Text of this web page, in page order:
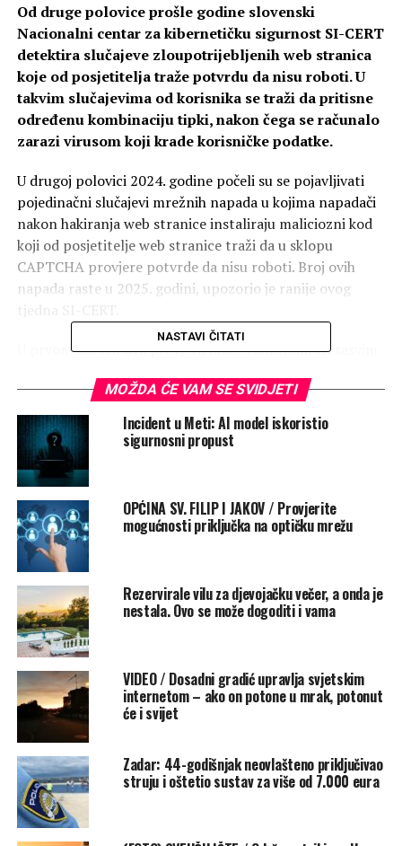
Od druge polovice prošle godine slovenski
Nacionalni centar za kibernetičku sigurnost SI-CERT
detektira slučajeve zloupotrijebljenih web stranica
koje od posjetitelja traže potvrdu da nisu roboti. U
takvim slučajevima od korisnika se traži da pritisne
određenu kombinaciju tipki, nakon čega se računalo
zarazi virusom koji krade korisničke podatke.
U drugoj polovici 2024. godine počeli su se pojavljivati ​​
pojedinačni slučajevi mrežnih napada u kojima napadači
nakon hakiranja web stranice instaliraju maliciozni kod
koji od posjetitelje web stranice traži da u sklopu
CAPTCHA provjere potvrde da nisu roboti. Broj ovih
napada raste u 2025. godini, upozorio je ranije ovog
U prvom koraku ova provjera može funkcionirati sasvim
stranice da označi slike na kojima se nalazi automobil.
U sljedećem koraku CAPTCHA obrazac javlja pogrešku i
zahtijeva od korisnika da pritisne kombinacije tipkovnice
Win + R, Ctrl + V i Enter. Kombinacija tipki Win + R u
operativnim sustavima Windows otvara prozor za unos
naredbi, kombinacija tipki CTRL + V lijepi sadržaj
međuspremnika u polje za unos, a pritiskom na tipku
Enter pokreće se unesena naredba, pojašnjava
Slovenija.
Budite oprezni s kombinacijama
tipki
“Ako tijekom pretraživanja na internetu primijetite da
neka web stranica od vas traži da unesete navedenu
kombinaciju tipki na tipkovnici, nemojte to činiti”,
naglašavaju iz SI-CERT-a i poručuju da bi korisnici takve
stranice trebali prijaviti.
Kombinacijom ovih tipki računalo se može zaraziti
NASTAVI ČITATI
MOŽDA ĆE VAM SE SVIDJETI
Incident u Meti: AI model iskoristio
sigurnosni propust
OPĆINA SV. FILIP I JAKOV / Provjerite
mogućnosti priključka na optičku mrežu
Rezervirale vilu za djevojačku večer, a onda je
nestala. Ovo se može dogoditi i vama
VIDEO / Dosadni gradić upravlja svjetskim
internetom – ako on potone u mrak, potonut
će i svijet
Zadar: 44-godišnjak neovlašteno priključivao
struju i oštetio sustav za više od 7.000 eura